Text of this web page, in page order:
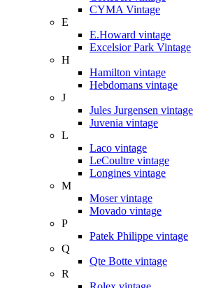
CYMA Vintage
E
E.Howard vintage
Excelsior Park Vintage
H
Hamilton vintage
Hebdomans vintage
J
Jules Jurgensen vintage
Juvenia vintage
L
Laco vintage
LeCoultre vintage
Longines vintage
M
Moser vintage
Movado vintage
P
Patek Philippe vintage
Q
Qte Botte vintage
R